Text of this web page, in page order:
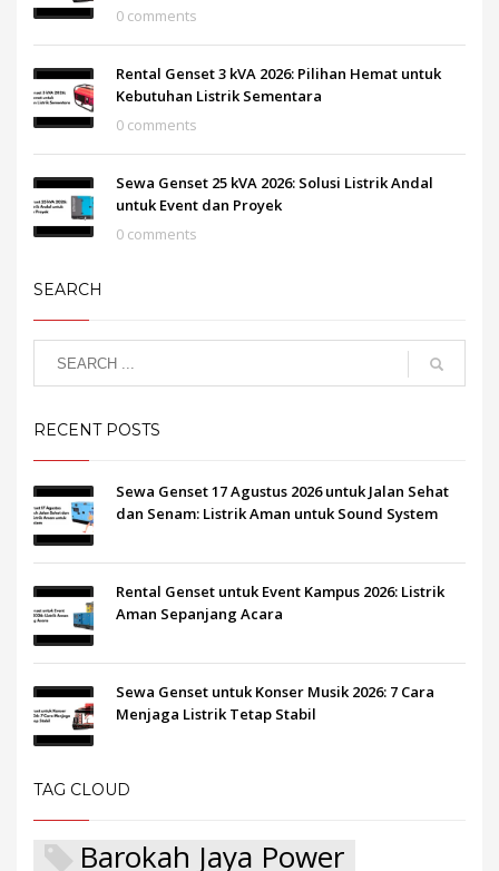
0 comments
Rental Genset 3 kVA 2026: Pilihan Hemat untuk
Kebutuhan Listrik Sementara
0 comments
Sewa Genset 25 kVA 2026: Solusi Listrik Andal
untuk Event dan Proyek
0 comments
SEARCH
RECENT POSTS
Sewa Genset 17 Agustus 2026 untuk Jalan Sehat
dan Senam: Listrik Aman untuk Sound System
Rental Genset untuk Event Kampus 2026: Listrik
Aman Sepanjang Acara
Sewa Genset untuk Konser Musik 2026: 7 Cara
Menjaga Listrik Tetap Stabil
TAG CLOUD
Barokah Jaya Power